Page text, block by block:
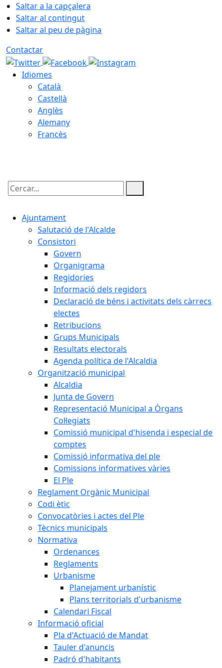
Saltar a la capçalera
Saltar al contingut
Saltar al peu de pàgina
Contactar
Idiomes
Català
Castellà
Anglès
Alemany
Francès
Cercar:
Ajuntament
Salutació de l'Alcalde
Consistori
Govern
Organigrama
Regidories
Informació dels regidors
Declaració de béns i activitats dels càrrecs
electes
Retribucions
Grups Municipals
Resultats electorals
Agenda política de l'Alcaldia
Organització municipal
Alcaldia
Junta de Govern
Representació Municipal a Òrgans
Col·legiats
Comissió municipal d'hisenda i especial de
comptes
Comissió informativa del ple
Comissions informatives vàries
El Ple
Reglament Orgànic Municipal
Codi ètic
Convocatòries i actes del Ple
Tècnics municipals
Normativa
Ordenances
Reglaments
Urbanisme
Planejament urbanístic
Plans territorials d'urbanisme
Calendari Fiscal
Informació oficial
Pla d'Actuació de Mandat
Tauler d'anuncis
Padró d'habitants